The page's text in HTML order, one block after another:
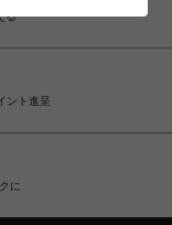
る
ント進呈
に